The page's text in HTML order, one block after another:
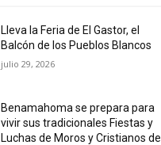
Lleva la Feria de El Gastor, el
Balcón de los Pueblos Blancos
julio 29, 2026
Benamahoma se prepara para
vivir sus tradicionales Fiestas y
Luchas de Moros y Cristianos del